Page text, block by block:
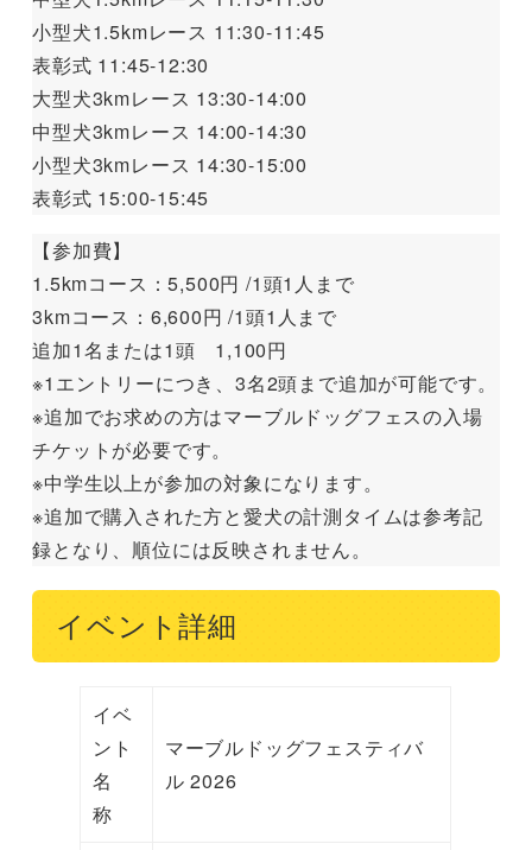
小型犬1.5kmレース 11:30-11:45
表彰式 11:45-12:30
大型犬3kmレース 13:30-14:00
中型犬3kmレース 14:00-14:30
小型犬3kmレース 14:30-15:00
表彰式 15:00-15:45
【参加費】
1.5kmコース：5,500円 /1頭1人まで
3kmコース：6,600円 /1頭1人まで
追加1名または1頭 1,100円
※1エントリーにつき、3名2頭まで追加が可能です。
※追加でお求めの方はマーブルドッグフェスの入場
チケットが必要です。
※中学生以上が参加の対象になります。
※追加で購入された方と愛犬の計測タイムは参考記
録となり、順位には反映されません。
イベント詳細
イベ
ント
名
称
マーブルドッグフェスティバ
ル 2026